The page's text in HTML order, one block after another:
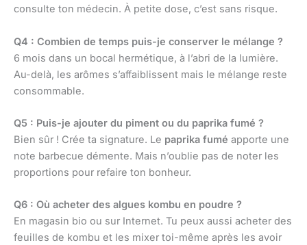
consulte ton médecin. À petite dose, c’est sans risque.
Q4 : Combien de temps puis-je conserver le mélange ?
6 mois dans un bocal hermétique, à l’abri de la lumière.
Au-delà, les arômes s’affaiblissent mais le mélange reste
consommable.
Q5 : Puis-je ajouter du piment ou du paprika fumé ?
Bien sûr ! Crée ta signature. Le paprika fumé apporte une
note barbecue démente. Mais n’oublie pas de noter les
proportions pour refaire ton bonheur.
Q6 : Où acheter des algues kombu en poudre ?
En magasin bio ou sur Internet. Tu peux aussi acheter des
feuilles de kombu et les mixer toi-même après les avoir